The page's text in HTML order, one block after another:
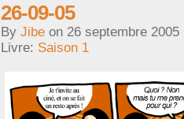
26-09-05
By Jibe on 26 septembre 2005
Livre: Saison 1